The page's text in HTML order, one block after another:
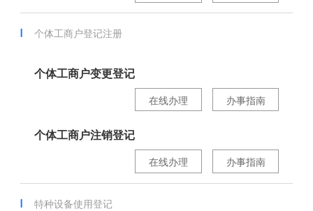
个体工商户登记注册
个体工商户变更登记
办事指南
在线办理
个体工商户注销登记
办事指南
在线办理
特种设备使用登记